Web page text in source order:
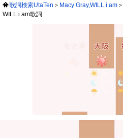
歌詞検索UtaTen Macy Gray,WILL.i.am
WILL.i.am歌詞